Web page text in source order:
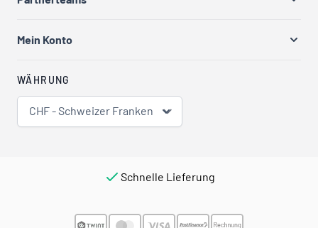
Mein Konto
WÄHRUNG
CHF - Schweizer Franken
Schnelle Lieferung